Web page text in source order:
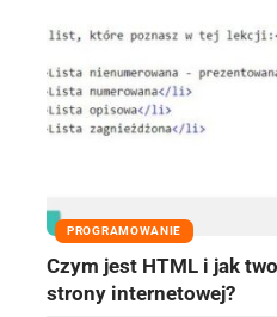
PROGRAMOWANIE
Czym jest HTML i jak
strony internetowej?